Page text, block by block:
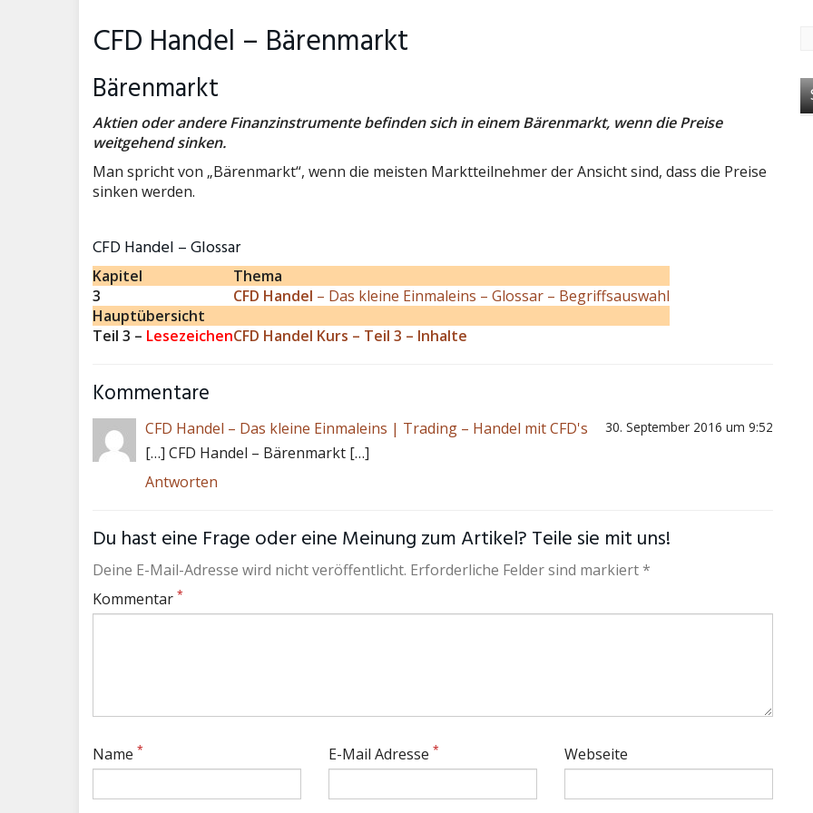
CFD Handel – Bärenmarkt
Bärenmarkt
Aktien oder andere Finanzinstrumente befinden sich in einem Bärenmarkt, wenn die Preise
weitgehend sinken.
Man spricht von „Bärenmarkt“, wenn die meisten Marktteilnehmer der Ansicht sind, dass die Preise
sinken werden.
CFD Handel – Glossar
Kapitel
Thema
3
CFD Handel – Das kleine Einmaleins – Glossar – Begriffsauswahl
Hauptübersicht
Teil 3 – LesezeichenCFD Handel Kurs – Teil 3 – Inhalte
Kommentare
CFD Handel – Das kleine Einmaleins | Trading – Handel mit CFD's 30. September 2016 um 9:52
[…] CFD Handel – Bärenmarkt […]
Antworten
Du hast eine Frage oder eine Meinung zum Artikel? Teile sie mit uns!
Deine E-Mail-Adresse wird nicht veröffentlicht. Erforderliche Felder sind markiert *
Kommentar *
Name * E-Mail Adresse * Webseite